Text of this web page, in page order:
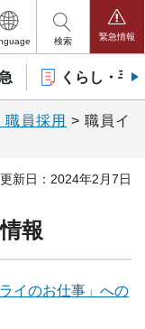
検索 緊急情報
くらし・手
職員採用 > 職員イ
更新日：2024年2月7日
報
イのお仕事」への